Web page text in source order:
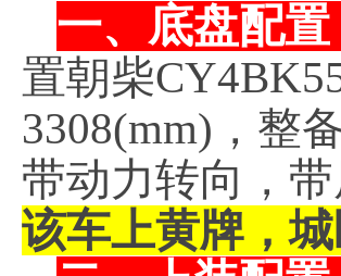
一、底盘配置
置朝柴
3308(mm)，整
带动力转向，
该车上黄牌，